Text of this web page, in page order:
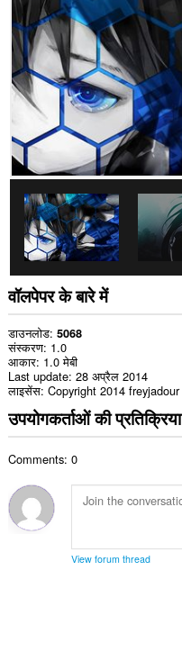
वॉलपेपर के बारे में
डाउनलोड 5068
संस्करण 1.0
आकार 1.0 मेबी
Last update 28 अप्रैल 2014
लाइसेंस Copyright 2014 freyjadour
उपयोगकर्ताओं की प्रतिक्रिया
Comments: 0
View forum thread